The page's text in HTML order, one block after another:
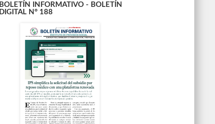
BOLETÍN INFORMATIVO - BOLETÍN
DIGITAL N° 188